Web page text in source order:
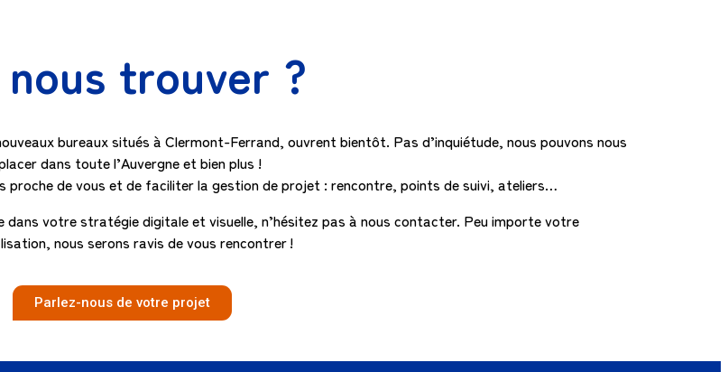
trouver ?
bureaux situés à Clermont-Ferrand, ouvrent bientôt. Pas d’inquiétude, nous pouvons nous
dans toute l’Auvergne et bien plus !
proche de vous et de faciliter la gestion de projet : rencontre, points de suivi, ateliers…
dans votre stratégie digitale et visuelle, n’hésitez pas à nous contacter. Peu importe votre
nous serons ravis de vous rencontrer !
Parlez-nous de votre projet